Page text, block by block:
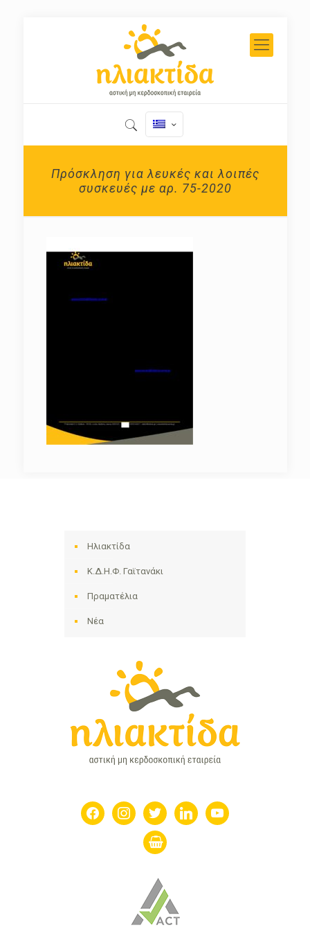
Πρόσκληση για λευκές και λοιπές
συσκευές με αρ. 75-2020
Ηλιακτίδα
Κ.Δ.Η.Φ. Γαϊτανάκι
Πραματέλια
Νέα
facebookinstagramtwitter linkedin youtube
shopping-
basket